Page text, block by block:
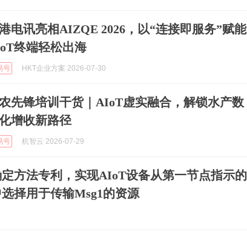
电讯亮相AIZQE 2026，以“连接即服务”赋能
终端轻松出海
号 HKT企业方案 2026-07-30
先锋培训干货｜AIoT虚实融合，解锁水产数
增收新路径
号 机智云 2026-07-29
方法专利，实现AIoT设备从第一节点指示的
择用于传输Msg1的资源